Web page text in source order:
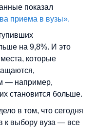
показал
приема в вузы».
на 9,8%. И это
которые
— например,
становится больше.
в том, что сегодня
к выбору вуза — все